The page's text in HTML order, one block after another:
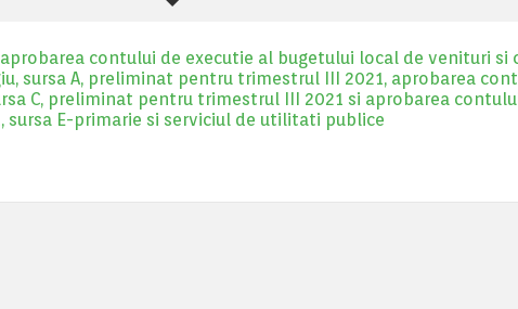
aprobarea contului de executie al bugetului local de venituri
sursa A, preliminat pentru trimestrul III 2021, aprobarea
C, preliminat pentru trimestrul III 2021 si aprobarea
E-primarie si serviciul de utilitati publice